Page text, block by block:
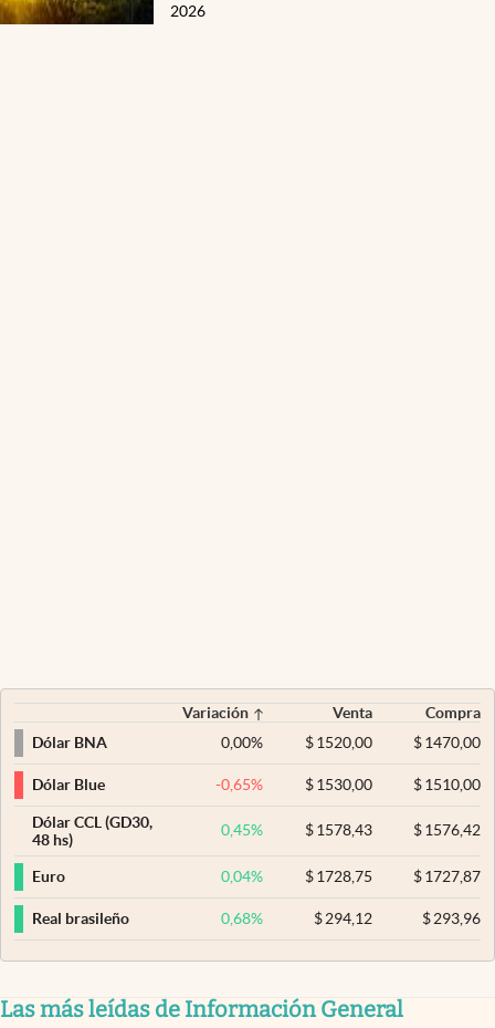
2026
Variación Venta
Compra
Dólar BNA
0,00% $ 1520,00 $1470,00
Dólar Blue -0,65% $ 1530,00 $1510,00
Dólar CCL (GD30,
48 hs)
0,45% $ 1578,43 $1576,42
Euro 0,04% $ 1728,75 $1727,87
Real brasileño 0,68% $ 294,12 $293,96
Las más leídas de Información General